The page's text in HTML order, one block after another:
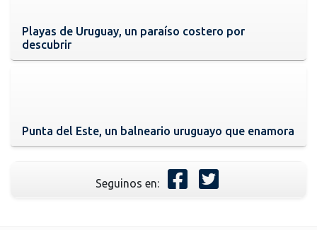
Playas de Uruguay, un paraíso costero por
descubrir
Punta del Este, un balneario uruguayo que enamora
Seguinos en: